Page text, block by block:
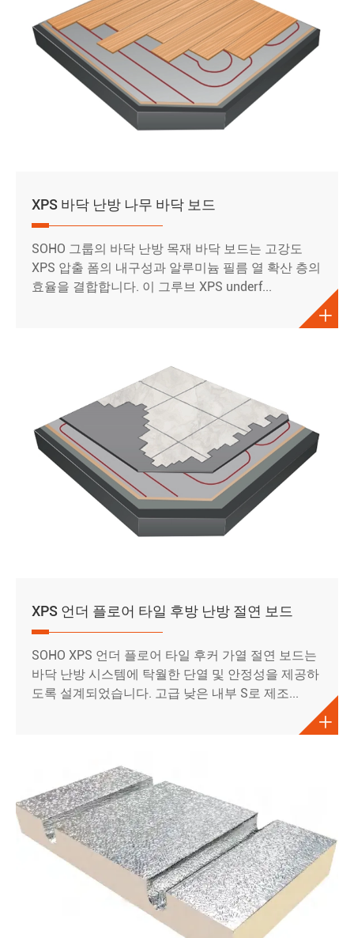
XPS 바닥 난방 나무 바닥 보드
SOHO 그룹의 바닥 난방 목재 바닥 보드는 고강도
XPS 압출 폼의 내구성과 알루미늄 필름 열 확산 층의
효율을 결합합니다. 이 그루브 XPS underf...

XPS 언더 플로어 타일 후방 난방 절연 보드
SOHO XPS 언더 플로어 타일 후커 가열 절연 보드는
바닥 난방 시스템에 탁월한 단열 및 안정성을 제공하
도록 설계되었습니다. 고급 낮은 내부 S로 제조...
